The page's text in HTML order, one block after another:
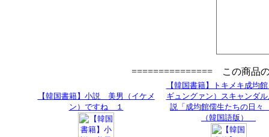
=============== この商品
【韓国書籍】小説 美男（イケメ
ン）ですね １
【韓国書籍】トキメキ成均
ギュングァン）スキャンダ
説「成均館儒生たちの日
（韓国語版）